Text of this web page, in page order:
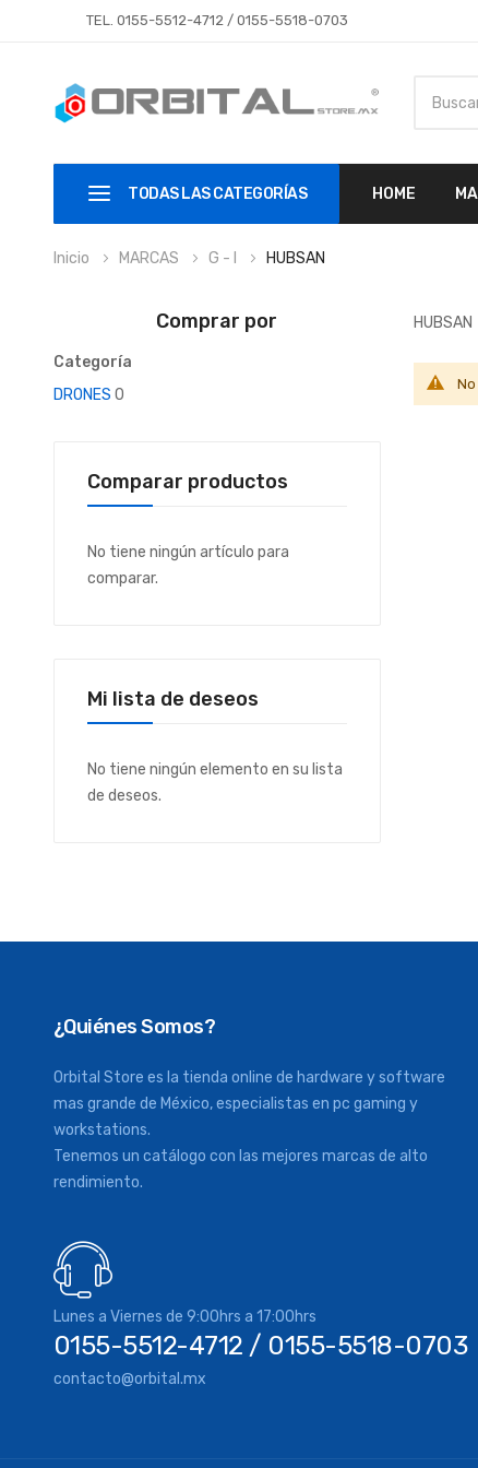
TEL. 0155-5512-4712/ 0155-5518-0703
TODAS LAS CATEGORÍAS HOME
Inicio MARCAS G - I HUBSAN
HUBSAN
Comprar por
Categoría
DRONES 0
Comparar productos
No tiene ningún artículo para
comparar.
Mi lista de deseos
No tiene ningún elemento en su lista
de deseos.
¿Quiénes Somos?
Orbital Store es la tienda online de hardware y software
mas grande de México, especialistas en pc gaming y
workstations.
Tenemos un catálogo con las mejores marcas de alto
rendimiento.
Lunes a Viernes de 9:00hrs a 17:00hrs
0155-5512-4712 / 0155-5518-0703
contacto@orbital.mx